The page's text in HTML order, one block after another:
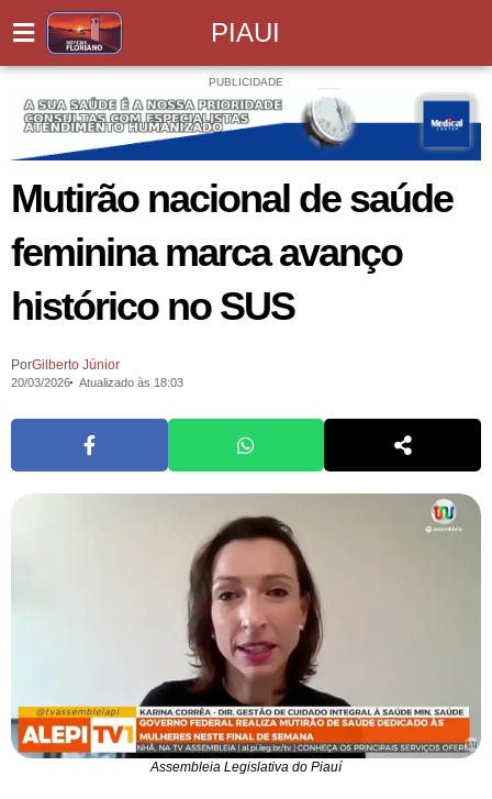
PIAUI
PUBLICIDADE
Mutirão nacional de saúde
feminina marca avanço
histórico no SUS
PorGilberto Júnior
20/03/2026 Atualizado às 18:03
Assembleia Legislativa do Piauí